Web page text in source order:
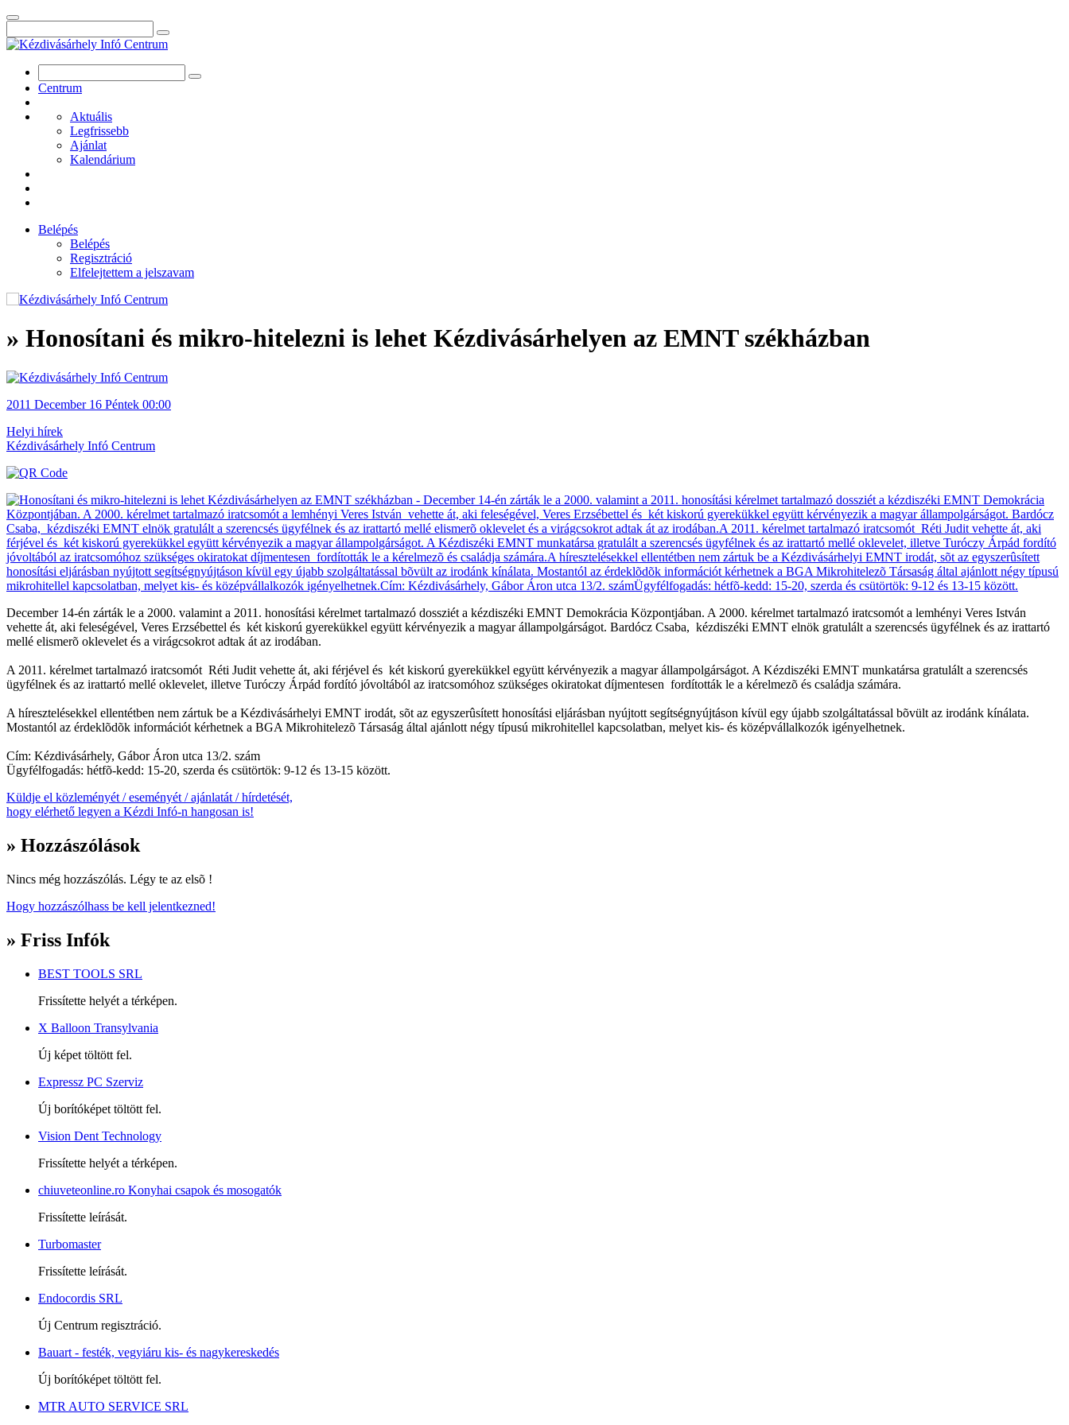
Centrum
Aktuális
Legfrissebb
Ajánlat
Kalendárium
Belépés
Belépés
Regisztráció
Elfelejtettem a jelszavam
» Honosítani és mikro-hitelezni is lehet Kézdivásárhelyen az EMNT székházban
2011 December 16 Péntek 00:00
Helyi hírek
Kézdivásárhely Infó Centrum
December 14-én zárták le a 2000. valamint a 2011. honosítási kérelmet tartalmazó dossziét a kézdiszéki EMNT Demokrácia Központjában. A 2000. kérelmet tartalmazó iratcsomót a lemhényi Veres István
vehette át, aki feleségével, Veres Erzsébettel és két kiskorú gyerekükkel együtt kérvényezik a magyar állampolgárságot. Bardócz Csaba, kézdiszéki EMNT elnök gratulált a szerencsés ügyfélnek és az irattartó
mellé elismerõ oklevelet és a virágcsokrot adtak át az irodában.
A 2011. kérelmet tartalmazó iratcsomót Réti Judit vehette át, aki férjével és két kiskorú gyerekükkel együtt kérvényezik a magyar állampolgárságot. A Kézdiszéki EMNT munkatársa gratulált a szerencsés
ügyfélnek és az irattartó mellé oklevelet, illetve Turóczy Árpád fordító jóvoltából az iratcsomóhoz szükséges okiratokat díjmentesen fordították le a kérelmezõ és családja számára.
A híresztelésekkel ellentétben nem zártuk be a Kézdivásárhelyi EMNT irodát, sõt az egyszerûsített honosítási eljárásban nyújtott segítségnyújtáson kívül egy újabb szolgáltatással bõvült az irodánk kínálata.
Mostantól az érdeklõdõk információt kérhetnek a BGA Mikrohitelezõ Társaság által ajánlott négy típusú mikrohitellel kapcsolatban, melyet kis- és középvállalkozók igényelhetnek.
Cím: Kézdivásárhely, Gábor Áron utca 13/2. szám
Ügyfélfogadás: hétfõ-kedd: 15-20, szerda és csütörtök: 9-12 és 13-15 között.
Küldje el közleményét / eseményét / ajánlatát / hírdetését,
hogy elérhető legyen a Kézdi Infó-n hangosan is!
» Hozzászólások
Nincs még hozzászólás. Légy te az elsõ !
Hogy hozzászólhass be kell jelentkezned!
» Friss Infók
BEST TOOLS SRL
Frissítette helyét a térképen.
X Balloon Transylvania
Új képet töltött fel.
Expressz PC Szerviz
Új borítóképet töltött fel.
Vision Dent Technology
Frissítette helyét a térképen.
chiuveteonline.ro Konyhai csapok és mosogatók
Frissítette leírását.
Turbomaster
Frissítette leírását.
Endocordis SRL
Új Centrum regisztráció.
Bauart - festék, vegyiáru kis- és nagykereskedés
Új borítóképet töltött fel.
MTR AUTO SERVICE SRL